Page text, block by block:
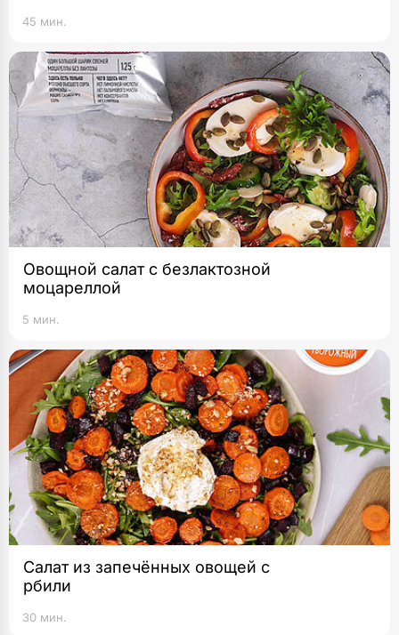
45 мин.
Овощной салат с безлактозной
моцареллой
5 мин.
Салат из запечённых овощей с
рбили
30 мин.